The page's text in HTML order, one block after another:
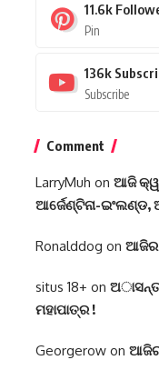
11.6k
Pin
136k
Subscribe
Comment
LarryMuh on ଆଜି
ଆର୍ଜେଣ୍ଟିନା-
Ronalddog on ଆଜିର
situs 18+ on
ମହାପାତ୍ର !
Georgerow on